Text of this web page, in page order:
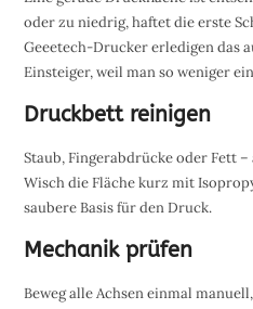
oder zu niedrig, haftet die erste
Geeetech-Drucker erledigen das
Einsteiger, weil man so weniger
Druckbett reinigen
Staub, Fingerabdrücke oder Fett
Wisch die Fläche kurz mit
saubere Basis für den Druck.
Mechanik prüfen
Beweg alle Achsen einmal